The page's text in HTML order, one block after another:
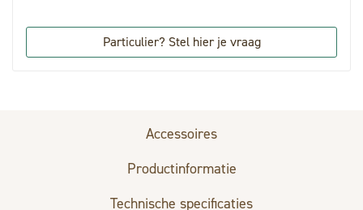
Particulier? Stel hier je vraag
Accessoires
Productinformatie
Technische specificaties